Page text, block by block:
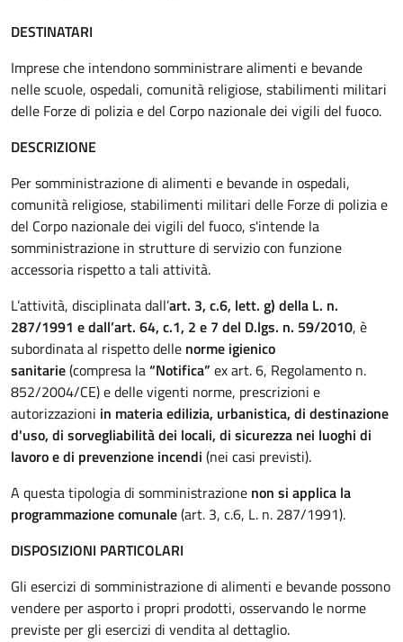
DESTINATARI
Imprese che intendono somministrare alimenti e bevande
nelle scuole, ospedali, comunità religiose, stabilimenti militari
delle Forze di polizia e del Corpo nazionale dei vigili del fuoco.
DESCRIZIONE
Per somministrazione di alimenti e bevande in ospedali,
comunità religiose, stabilimenti militari delle Forze di polizia e
del Corpo nazionale dei vigili del fuoco, s'intende la
somministrazione in strutture di servizio con funzione
accessoria rispetto a tali attività.
L’attività, disciplinata dall’art. 3, c.6, lett. g) della L. n.
287/1991 e dall’art. 64, c.1, 2 e 7 del D.lgs. n. 59/2010, è
subordinata al rispetto delle norme igienico
sanitarie(compresa la“Notifica” ex art. 6, Regolamento n.
852/2004/CE) e delle vigenti norme, prescrizioni e
autorizzazioni in materia edilizia, urbanistica, di destinazione
d'uso, di sorvegliabilità dei locali, di sicurezza nei luoghi di
lavoro e di prevenzione incendi (nei casi previsti).
A questa tipologia di somministrazione non si applica la
programmazione comunale(art. 3, c.6, L. n. 287/1991).
DISPOSIZIONI PARTICOLARI
Gli esercizi di somministrazione di alimenti e bevande possono
vendere per asporto i propri prodotti, osservando le norme
previste per gli esercizi di vendita al dettaglio.